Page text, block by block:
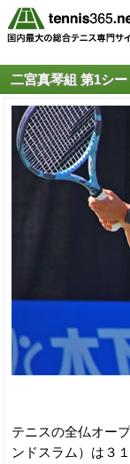
二宮真琴組 第1シ
テニスの全仏オー
ンドスラム）は３